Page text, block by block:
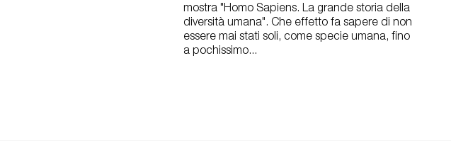
mostra "Homo Sapiens. La grande storia della
diversità umana". Che effetto fa sapere di non
essere mai stati soli, come specie umana, fino
a pochissimo...